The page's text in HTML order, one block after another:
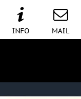
MAIL
INFO